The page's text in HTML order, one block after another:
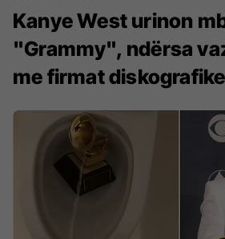
Kanye West urinon
"Grammy", ndërsa
me firmat diskografike